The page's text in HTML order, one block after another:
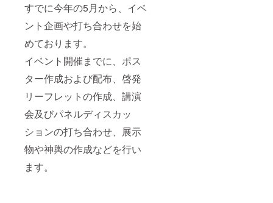
すでに今年の5月から、イベ
ント企画や打ち合わせを始
めております。
イベント開催までに、ポス
ター作成および配布、啓発
リーフレットの作成、講演
会及びパネルディスカッ
ションの打ち合わせ、展示
物や神輿の作成などを行い
ます。